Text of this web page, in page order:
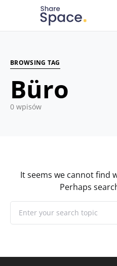
Search for:
When autocomplete
BROWSING TAG
Büro
0 wpisów
It seems we cannot find
Perhaps
When autocomplete